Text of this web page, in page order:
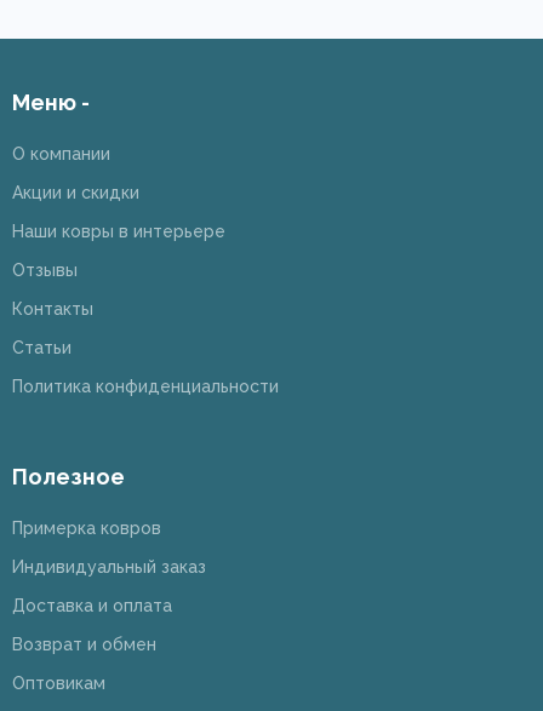
Меню -
О компании
Акции и скидки
Наши ковры в интерьере
Отзывы
Контакты
Статьи
Политика конфиденциальности
Полезное
Примерка ковров
Индивидуальный заказ
Доставка и оплата
Возврат и обмен
Оптовикам